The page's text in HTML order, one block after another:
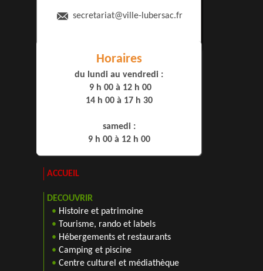
secretariat@ville-lubersac.fr
Horaires
du lundi au vendredi :
9 h 00 à 12 h 00
14 h 00 à 17 h 30
samedi :
9 h 00 à 12 h 00
ACCUEIL
DECOUVRIR
• Histoire et patrimoine
• Tourisme, rando et labels
• Hébergements et restaurants
• Camping et piscine
• Centre culturel et médiathèque